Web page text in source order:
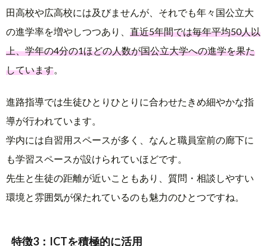
田高校や広高校には及びませんが、それでも年々国公立大
の進学率を増やしつつあり、 直近5年間では毎年平均50人以
上、学年の4分の1ほどの人数が国公立大学への進学を果た
しています。
進路指導では生徒ひとりひとりに合わせたきめ細やかな指
導が行われています。
学内には自習用スペースが多く、なんと職員室前の廊下に
も学習スペースが設けられていほどです。
先生と生徒の距離が近いこともあり、質問・相談しやすい
環境と雰囲気が保たれているのも魅力のひとつですね。
特徴3：ICTを積極的に活用